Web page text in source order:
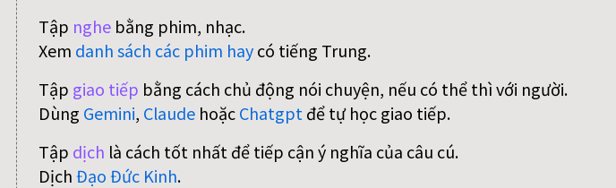
Tập nghebằng phim, nhạc.
Xem danh sách các phim haycó tiếng Trung.
Tập giao tiếp bằng cách chủ động nói chuyện, nếu có thể thì với người.
Dùng Gemini, ClaudehoặcChatgpt để tự học giao tiếp.
Tập dịch là cách tốt nhất để tiếp cận ý nghĩa của câu cú.
DịchĐạo Đức Kinh.